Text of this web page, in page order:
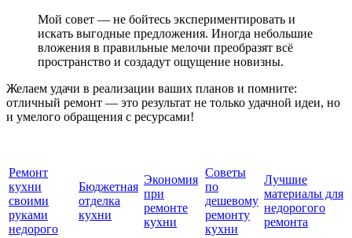
Мой совет — не бойтесь экспериментировать и
искать выгодные предложения. Иногда небольшие
вложения в правильные мелочи преобразят всё
пространство и создадут ощущение новизны.
Желаем удачи в реализации ваших планов и помните:
отличный ремонт — это результат не только удачной идеи, но
и умелого обращения с ресурсами!
Ремонт
кухни
своими
руками
недорого
Бюджетная
отделка
кухни
Экономия
при
ремонте
кухни
Советы
по
дешевому
ремонту
кухни
Лучшие
материалы для
недорогого
ремонта